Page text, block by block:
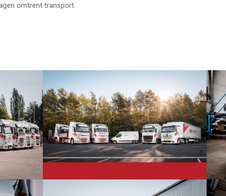
omtrent transport.